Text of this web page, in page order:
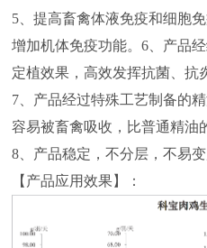
5、提高畜禽体液免疫和细胞
增加机体免疫功能。6、产品
定植效果，高效发挥抗菌、抗
7、产品经过特殊工艺制备的
容易被畜禽吸收，比普通精油
8、产品稳定，不分层，不易变
【产品应用效果】：